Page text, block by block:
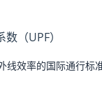
（UPF）
线效率的国际通行